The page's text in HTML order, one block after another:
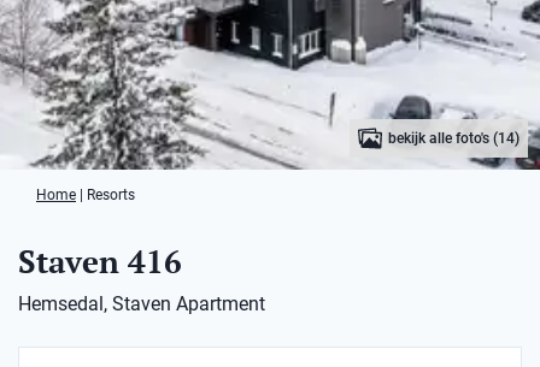
bekijk alle foto's (14)
Home Resorts
Staven 416
Hemsedal, Staven Apartment